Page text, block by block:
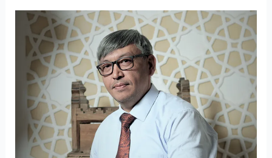
Фирдавс
Тошпулотов